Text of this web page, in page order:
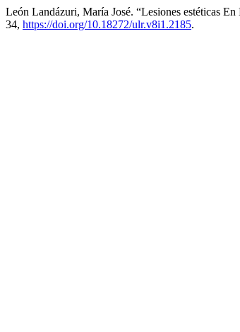
León Landázuri, María José. “Lesiones estéticas
34, https://doi.org/10.18272/ulr.v8i1.2185.